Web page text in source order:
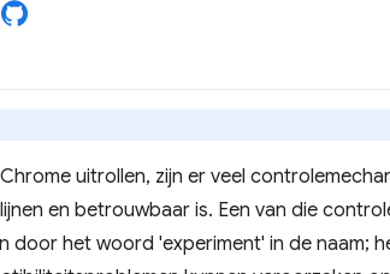
uitrollen, zijn er veel
en betrouwbaar is. Een van die
door het woord 'experiment' in de naam;